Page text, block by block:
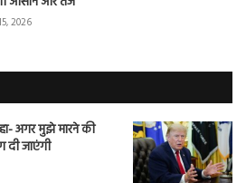
2026
अगर मुझे मारने की
दी जाएंगी